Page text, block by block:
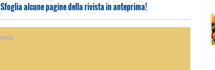
Sfoglia alcune pagine della rivista in anteprima!